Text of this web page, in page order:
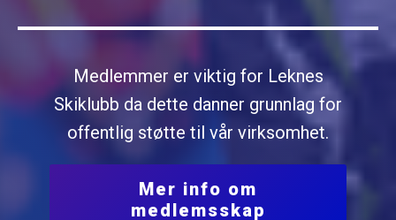
Medlemmer er viktig for Leknes
Skiklubb da dette danner grunnlag for
offentlig støtte til vår virksomhet.
Mer info om
medlemsskap